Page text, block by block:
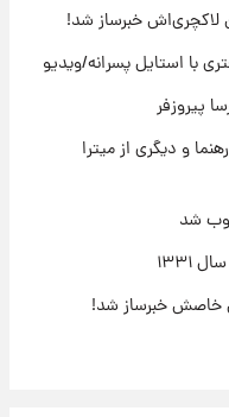
قیمت طلا ۱۸عیار امروز شنبه ۱۷ مرداد ۱۴۰۵
لاکچری‌اش خبرساز شد!
با استایل پسرانه/ویدیو
پیروزفر
و دیگری از میترا
شد
خاصش خبرساز شد!